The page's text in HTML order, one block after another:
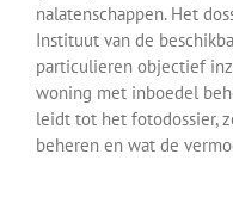
nalatenschappen. Het
Instituut van de
particulieren objectief
woning met inboedel
leidt tot het fotodossier,
beheren en wat de